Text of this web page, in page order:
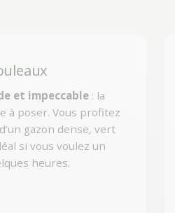
et impeccable : la
à poser. Vous profitez
gazon dense, vert
si vous voulez un
heures.